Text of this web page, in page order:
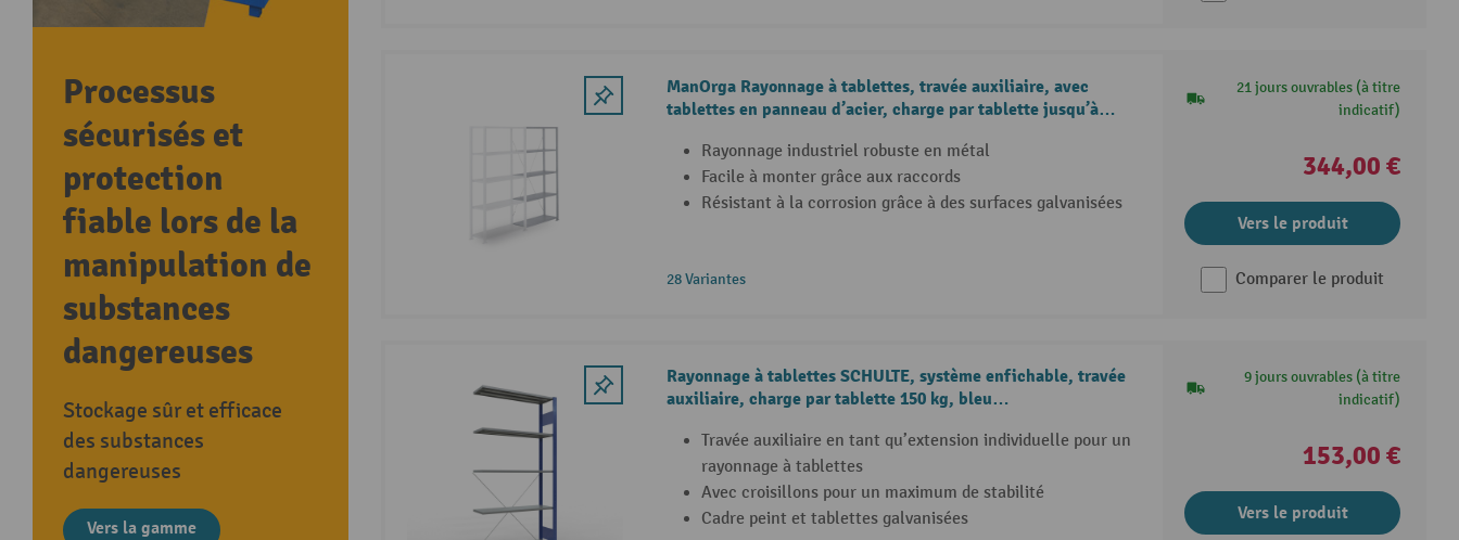
Processus
sécurisés et
protection
fiable lors de la
manipulation de
substances
dangereuses
Stockage sûr et efficace
des substances
dangereuses
Vers la gamme
ManOrga Rayonnage à tablettes, travée auxiliaire, avec
tablettes en panneau d’acier, charge par tablette jusqu’à
Rayonnage industriel robuste en métal
Facile à monter grâce aux raccords
Résistant à la corrosion grâce à des surfaces galvanisées
28 Variantes
21 jours ouvrables (à titre
indicatif)
344,00 €
Vers le produit
Comparer le produit
Rayonnage à tablettes SCHULTE, système enfichable, travée
auxiliaire, charge par tablette 150 kg, bleu
Travée auxiliaire en tant qu’extension individuelle pour un
rayonnage à tablettes
Avec croisillons pour un maximum de stabilité
Cadre peint et tablettes galvanisées
9 jours ouvrables (à titre
indicatif)
153,00 €
Vers le produit